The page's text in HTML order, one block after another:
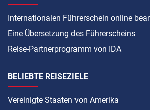
Internationalen Führerschein online
Eine Übersetzung des Führerscheins
Reise-Partnerprogramm von IDA
BELIEBTE REISEZIELE
Vereinigte Staaten von Amerika